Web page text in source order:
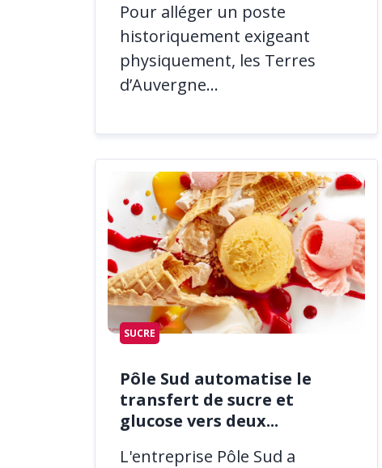
Pour alléger un poste
historiquement exigeant
physiquement, les Terres
d’Auvergne...
SUCRE
Pôle Sud automatise le
transfert de sucre et
glucose vers deux...
L'entreprise Pôle Sud a